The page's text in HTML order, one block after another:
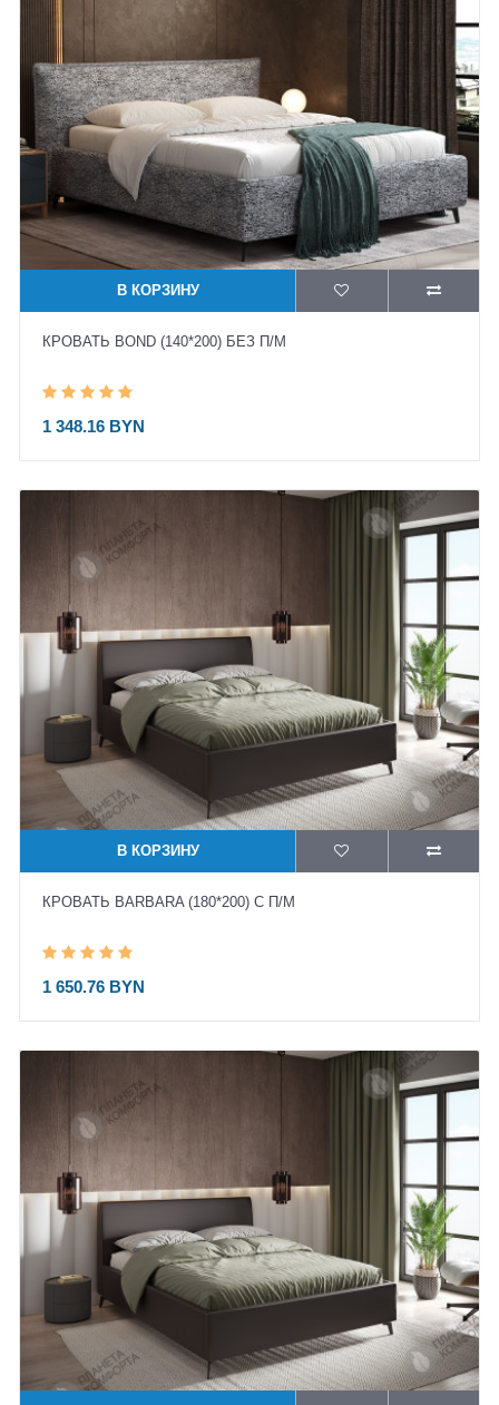
В КОРЗИНУ
КРОВАТЬ BOND (140*200) БЕЗ П/М
1 348.16 BYN
В КОРЗИНУ
КРОВАТЬ BARBARA (180*200) С П/М
1 650.76 BYN